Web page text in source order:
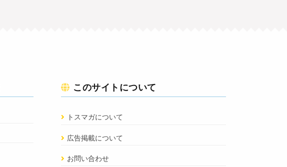
このサイトについて
トスマガについて
広告掲載について
お問い合わせ